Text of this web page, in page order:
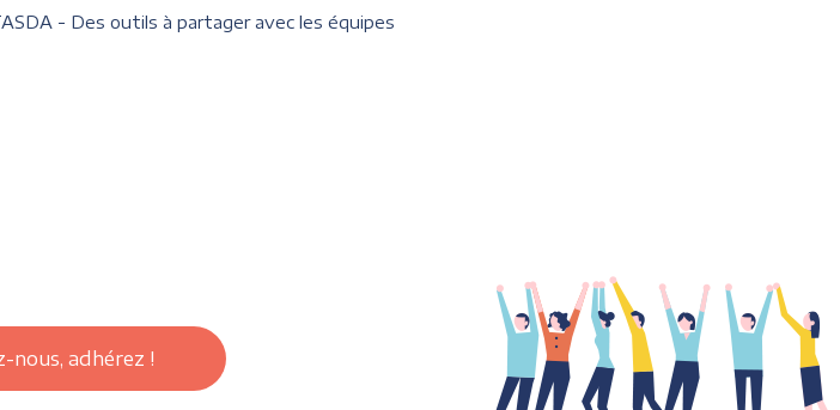
- Des outils à partager avec les équipes
nous, adhérez !